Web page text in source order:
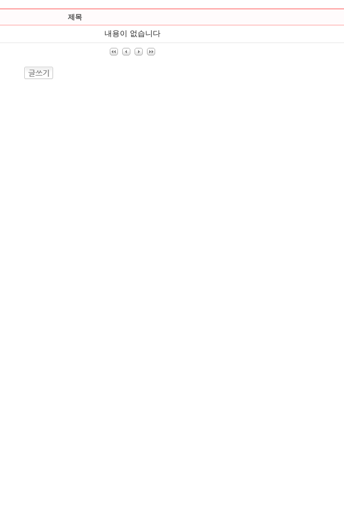
제목
내용이 없습니다